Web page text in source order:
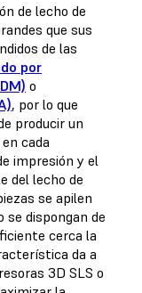
de lecho de
que sus
de las
por
o
, por lo que
producir un
cada
impresión y el
del lecho de
se apilen
dispongan de
cerca la
da a
3D SLS o